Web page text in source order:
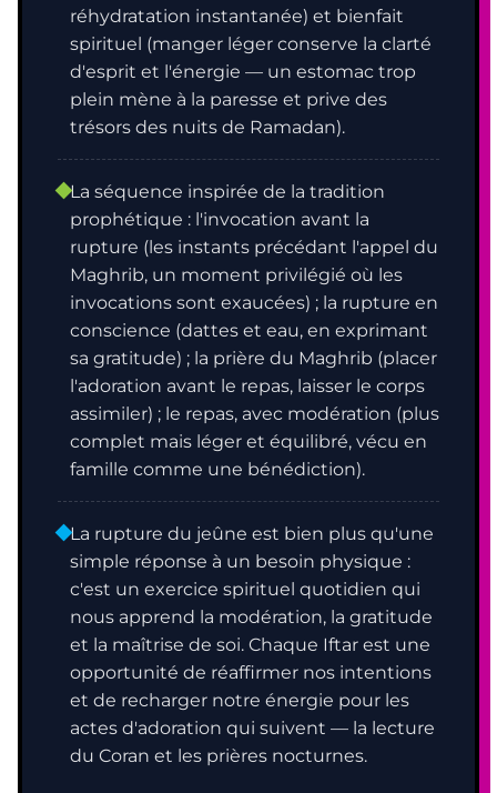
réhydratation instantanée) et bienfait
spirituel (manger léger conserve la clarté
d'esprit et l'énergie — un estomac trop
plein mène à la paresse et prive des
trésors des nuits de Ramadan).
La séquence inspirée de la tradition
prophétique : l'invocation avant la
rupture (les instants précédant l'appel du
Maghrib, un moment privilégié où les
invocations sont exaucées) ; la rupture en
conscience (dattes et eau, en exprimant
sa gratitude) ; la prière du Maghrib (placer
l'adoration avant le repas, laisser le corps
assimiler) ; le repas, avec modération (plus
complet mais léger et équilibré, vécu en
famille comme une bénédiction).
La rupture du jeûne est bien plus qu'une
simple réponse à un besoin physique :
c'est un exercice spirituel quotidien qui
nous apprend la modération, la gratitude
et la maîtrise de soi. Chaque Iftar est une
opportunité de réaffirmer nos intentions
et de recharger notre énergie pour les
actes d'adoration qui suivent — la lecture
du Coran et les prières nocturnes.